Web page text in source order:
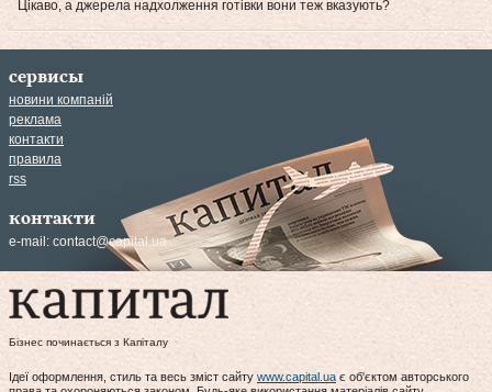
Цікаво, а джерела надхолження готівки вони теж вказують?
сервисы
новини компаній
реклама
контакти
правила
rss
контакти
e-mail: contact@capital.ua
Бізнес починається з Капіталу
Ідеї оформлення, стиль та весь зміст сайту www.capital.uaє об'єктом авторського